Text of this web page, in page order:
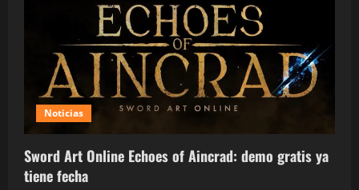
Noticias
Sword Art Online Echoes of Aincrad: demo gratis ya
tiene fecha